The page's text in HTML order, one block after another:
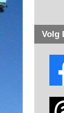
Volg